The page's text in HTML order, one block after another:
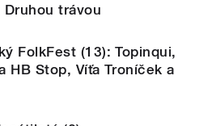
Druhou trávou
FolkFest (13): Topinqui,
HB Stop, Víťa Troníček a